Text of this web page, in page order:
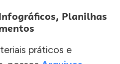
Planilhas
práticos e